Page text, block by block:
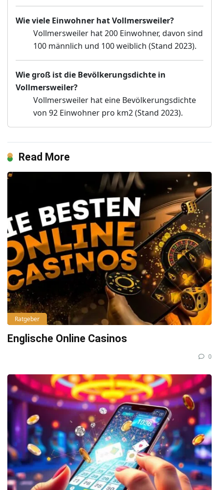
Wie viele Einwohner hat Vollmersweiler?
Vollmersweiler hat 200 Einwohner, davon sind
100 männlich und 100 weiblich (Stand 2023).
Wie groß ist die Bevölkerungsdichte in
Vollmersweiler?
Vollmersweiler hat eine Bevölkerungsdichte
von 92 Einwohner pro km2 (Stand 2023).
Read More
Ratgeber
Englische Online Casinos
0